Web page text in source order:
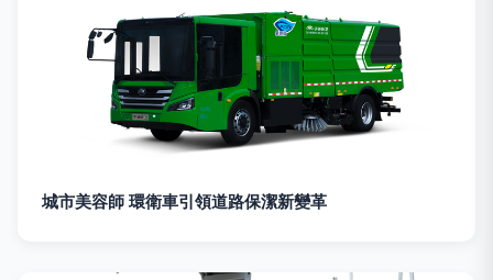
城市美容師 環衛車引領道路保潔新變革